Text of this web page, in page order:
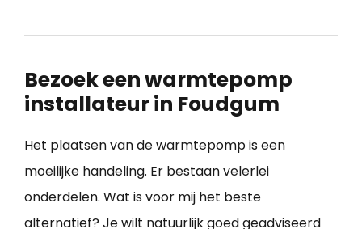
Bezoek een warmtepomp
installateur in Foudgum
Het plaatsen van de warmtepomp is een
moeilijke handeling. Er bestaan velerlei
onderdelen. Wat is voor mij het beste
alternatief? Je wilt natuurlijk goed geadviseerd